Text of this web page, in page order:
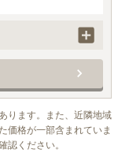
追加毎22万円
ります。また、近隣地域
価格が一部含まれていま
認ください。